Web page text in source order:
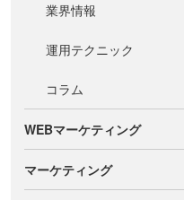
業界情報
運用テクニック
コラム
WEBマーケティング
マーケティング